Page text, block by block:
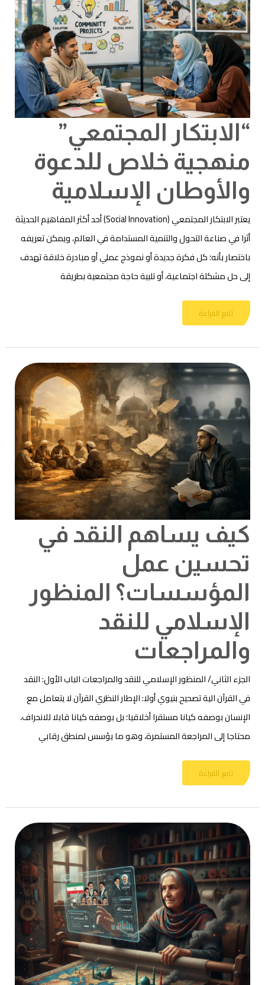
“الابتكار المجتمعي”
منهجية خلاص للدعوة
والأوطان الإسلامية
يعتبر الابتكار المجتمعي (Social Innovation) أحد أكثر المفاهيم الحديثة
أثرا في صناعة التحول والتنمية المستدامة في العالم، ويمكن تعريفه
باختصار بأنه؛ كل فكرة جديدة أو نموذج عملي أو مبادرة خلاقة تهدف
إلى حل مشكلة اجتماعية، أو تلبية حاجة مجتمعية بطريقة
تابع القراءة
كيف يساهم النقد في
تحسين عمل
المؤسسات؟ المنظور
الإسلامي للنقد
والمراجعات
الجزء الثاني/ المنظور الإسلامي للنقد والمراجعات الباب الأول: النقد
في القرآن الية تصحيح بنيوي أولا: الإطار النظري القرآن لا يتعامل مع
الإنسان بوصفه كيانا مستقرا أخلاقيا؛ بل بوصفه كيانا قابلا للانحراف،
محتاجا إلى المراجعة المستمرة، وهو ما يؤسس لمنطق رقابي
كيف
النقد
في
تحسين
عملالمؤسسات؟
المنظور
الإسلامي
للنقد
والمراجعات
تابع القراءة
بين
السجاد
ورصاص
الميدان
أين
تتجه
بوصلة
طهران؟